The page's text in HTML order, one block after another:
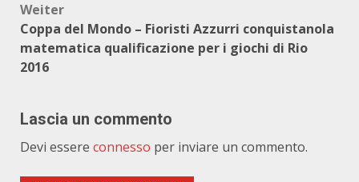
Weiter
Coppa del Mondo – Fioristi Azzurri conquistanola
matematica qualificazione per i giochi di Rio
2016
Lascia un commento
Devi essere connesso per inviare un commento.